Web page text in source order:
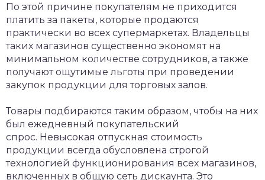
По этой причине покупателям не приходится
платить за пакеты, которые продаются
практически во всех супермаркетах. Владельцы
таких магазинов существенно экономят на
минимальном количестве сотрудников, а также
получают ощутимые льготы при проведении
закупок продукции для торговых залов.
Товары подбираются таким образом, чтобы на них
был ежедневный покупательский
спрос. Невысокая отпускная стоимость
продукции всегда обусловлена строгой
технологией функционирования всех магазинов,
включенных в общую сеть дискаунта. Это